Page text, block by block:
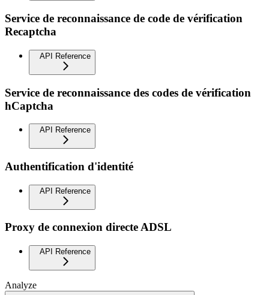
Service de reconnaissance de code de vérification
Recaptcha
API Reference
Service de reconnaissance des codes de vérification
hCaptcha
API Reference
Authentification d'identité
API Reference
Proxy de connexion directe ADSL
API Reference
Analyze